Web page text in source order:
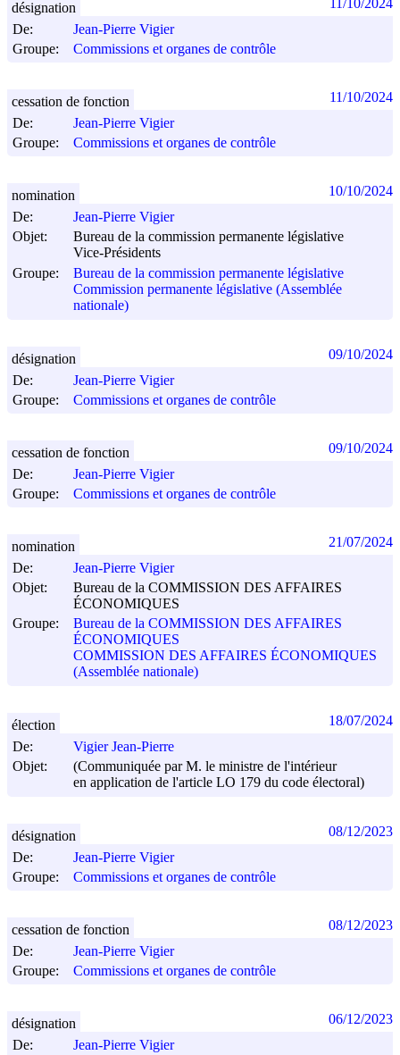
De:
Jean-Pierre Vigier
Groupe:
Commissions et organes de contrôle
désignation 11/10/2024
De:
Jean-Pierre Vigier
Groupe:
Commissions et organes de contrôle
cessation de fonction 11/10/2024
De:
Jean-Pierre Vigier
Objet:
Bureau de la commission permanente législative
Vice-Présidents
Groupe:
Bureau de la commission permanente législative
Commission permanente législative (Assemblée
nationale)
nomination 10/10/2024
De:
Jean-Pierre Vigier
Groupe:
Commissions et organes de contrôle
désignation 09/10/2024
De:
Jean-Pierre Vigier
Groupe:
Commissions et organes de contrôle
cessation de fonction 09/10/2024
De:
Jean-Pierre Vigier
Objet:
Bureau de la COMMISSION DES AFFAIRES
ÉCONOMIQUES
Groupe:
Bureau de la COMMISSION DES AFFAIRES
ÉCONOMIQUES
COMMISSION DES AFFAIRES ÉCONOMIQUES
(Assemblée nationale)
nomination 21/07/2024
De:
Vigier Jean-Pierre
Objet:
(Communiquée par M. le ministre de l'intérieur
en application de l'article LO 179 du code électoral)
élection 18/07/2024
De:
Jean-Pierre Vigier
Groupe:
Commissions et organes de contrôle
désignation 08/12/2023
De:
Jean-Pierre Vigier
Groupe:
Commissions et organes de contrôle
cessation de fonction 08/12/2023
De:
Jean-Pierre Vigier
désignation 06/12/2023